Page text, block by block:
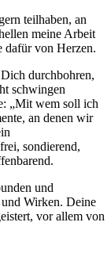
teilhaben, an
meine Arbeit
dafür von Herzen.
durchbohren,
schwingen
„Mit wem soll ich
an denen wir
sondierend,
und
Wirken. Deine
vor allem von